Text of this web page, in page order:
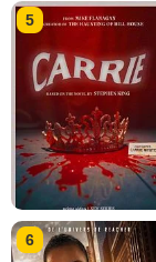
5
6